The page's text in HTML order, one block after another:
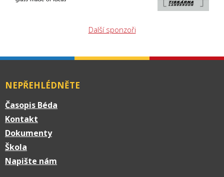
Další sponzoři
NEPŘEHLÉDNĚTE
Časopis Béda
Kontakt
Dokumenty
Škola
Napište nám